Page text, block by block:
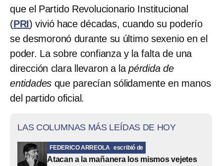
que el Partido Revolucionario Institucional
(PRI) vivió hace décadas, cuando su poderío
se desmoronó durante su último sexenio en el
poder. La sobre confianza y la falta de una
dirección clara llevaron a lapérdida de
entidades que parecían sólidamente en manos
del partido oficial.
LAS COLUMNAS MÁS LEÍDAS DE HOY
FEDERICO ARREOLA escribió de
Atacan a la mañanera los mismos vejetes